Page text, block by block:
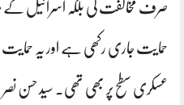
صرف مخالفت کی بلکہ اسرائیل کے
حمایت جاری رکھی ہے اور یہ حمایت
عسکری سطح پر بھی تھی۔ سید حسن